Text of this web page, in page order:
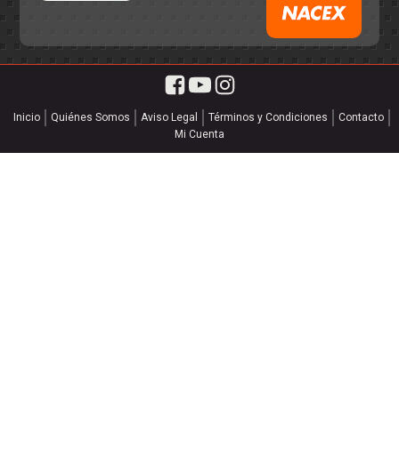
Inicio Quiénes Somos Aviso Legal Términos y Condiciones
Contacto
Mi Cuenta